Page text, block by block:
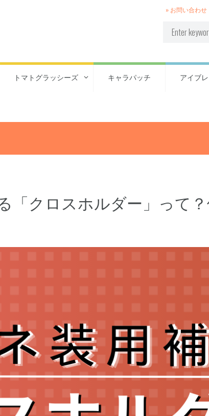
» お問い合わせ
トマトグラッシーズ キャラパッチ アイブ
「クロスホルダー」って